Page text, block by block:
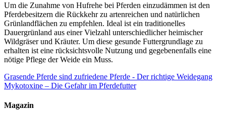
Um die Zunahme von Hufrehe bei Pferden einzudämmen ist den
Pferdebesitzern die Rückkehr zu artenreichen und natürlichen
Grünlandflächen zu empfehlen. Ideal ist ein traditionelles
Dauergrünland aus einer Vielzahl unterschiedlicher heimischer
Wildgräser und Kräuter. Um diese gesunde Futtergrundlage zu
erhalten ist eine rücksichtsvolle Nutzung und gegebenenfalls eine
nötige Pflege der Weide ein Muss.
Grasende Pferde sind zufriedene Pferde - Der richtige Weidegang
Mykotoxine – Die Gefahr im Pferdefutter
Magazin